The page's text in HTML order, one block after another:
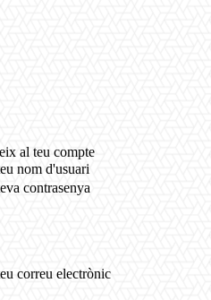
al teu compte
nom d'usuari
contrasenya
correu electrònic